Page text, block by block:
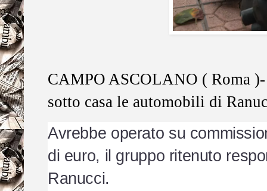
CAMPO ASCOLANO ( Roma
sotto casa le automobili di
Avrebbe operato su
di euro, il gruppo ritenuto
Ranucci.